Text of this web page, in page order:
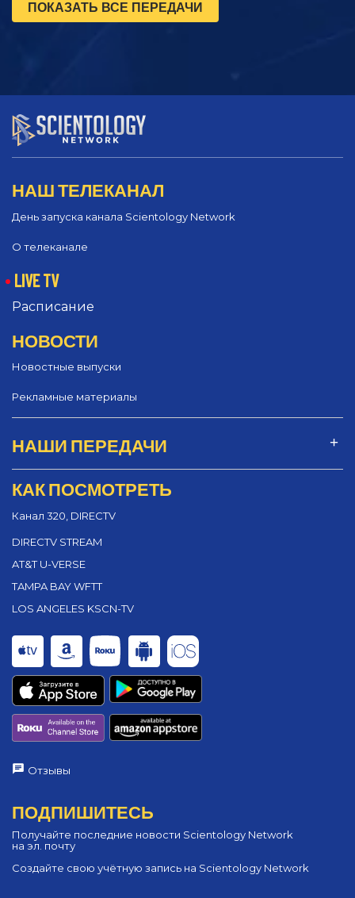
ПОКАЗАТЬ ВСЕ ПЕРЕДАЧИ
НАШ ТЕЛЕКАНАЛ
День запуска канала Scientology Network
О телеканале
LIVE TV
Расписание
НОВОСТИ
Новостные выпуски
Рекламные материалы
НАШИ ПЕРЕДАЧИ
КАК ПОСМОТРЕТЬ
Канал 320, DIRECTV
DIRECTV STREAM
AT&T U-VERSE
TAMPA BAY WFTT
LOS ANGELES KSCN-TV
Отзывы
ПОДПИШИТЕСЬ
Получайте последние новости Scientology Network
на эл. почту
Создайте свою учётную запись на Scientology Network